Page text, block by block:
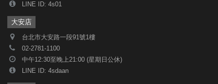
LINE ID: 4s01
大安店
台北市大安路一段91號1樓
02-2781-1100
中午12:30至晚上21:00 (星期日公休)
LINE ID: 4sdaan